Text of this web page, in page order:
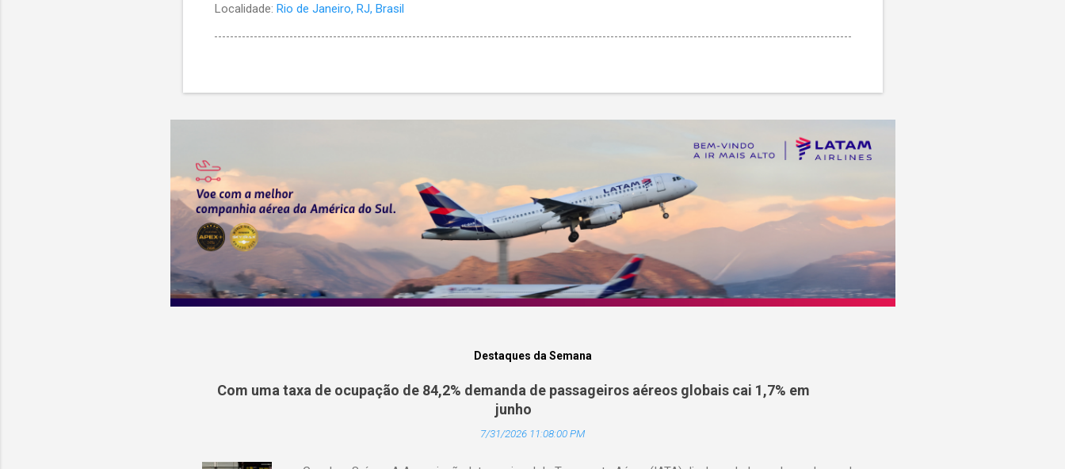
Localidade: Rio de Janeiro, RJ, Brasil
Destaques da Semana
Com uma taxa de ocupação de 84,2% demanda de passageiros aéreos globais cai 1,7% em
junho
7/31/2026 11:08:00 PM